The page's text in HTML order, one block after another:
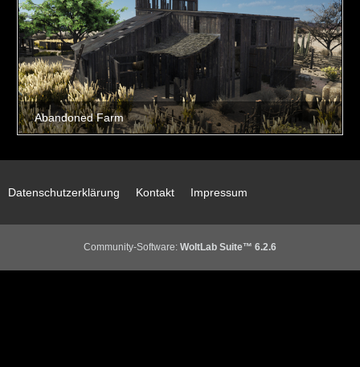
Datenschutzerklärung Kontakt Impressum
Community-Software: WoltLab Suite™ 6.2.6